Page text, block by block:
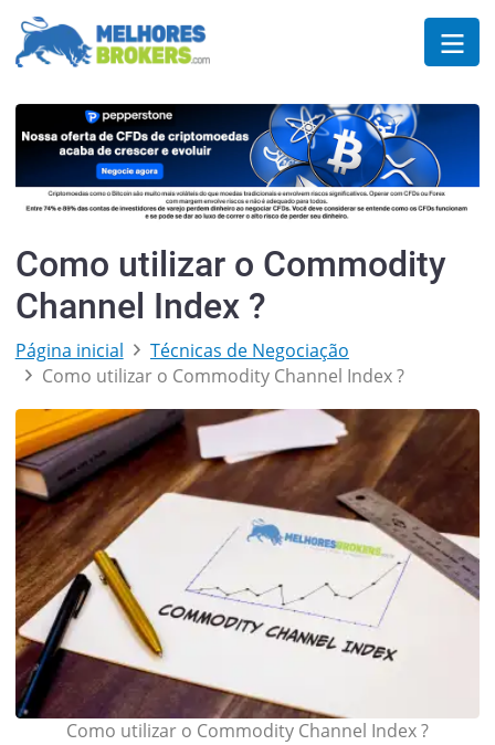
Como utilizar o Commodity
Channel Index ?
Página inicial
Técnicas de Negociação
Como utilizar o Commodity Channel Index ?
Como utilizar o Commodity Channel Index ?